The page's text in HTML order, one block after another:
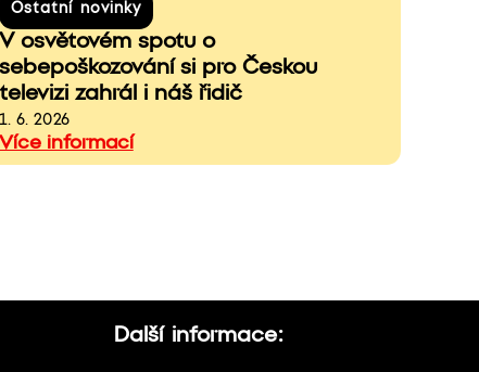
Ostatní novinky
V osvětovém spotu o
sebepoškozování si pro Českou
televizi zahrál i náš řidič
1. 6. 2026
Více informací
Další informace: